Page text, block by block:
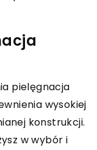
pielęgnacja
wysokiej
konstrukcji.
w wybór i